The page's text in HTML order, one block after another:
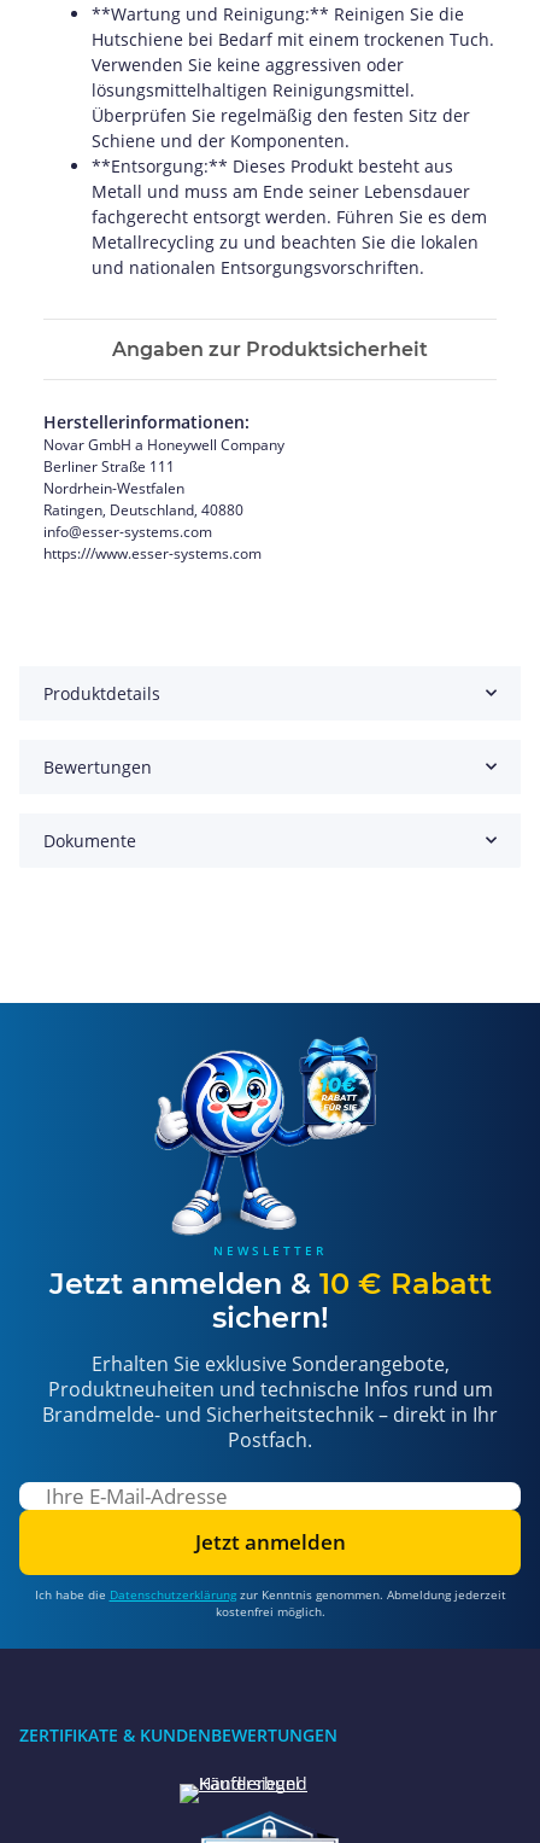
**Wartung und Reinigung:** Reinigen Sie die
Hutschiene bei Bedarf mit einem trockenen Tuch.
Verwenden Sie keine aggressiven oder
lösungsmittelhaltigen Reinigungsmittel.
Überprüfen Sie regelmäßig den festen Sitz der
Schiene und der Komponenten.
**Entsorgung:** Dieses Produkt besteht aus
Metall und muss am Ende seiner Lebensdauer
fachgerecht entsorgt werden. Führen Sie es dem
Metallrecycling zu und beachten Sie die lokalen
und nationalen Entsorgungsvorschriften.
Angaben zur Produktsicherheit
Herstellerinformationen:
Novar GmbH a Honeywell Company
Berliner Straße 111
Nordrhein-Westfalen
Ratingen, Deutschland, 40880
info@esser-systems.com
https:///www.esser-systems.com
Produktdetails
Bewertungen
Dokumente
NEWSLETTER
Jetzt anmelden & 10 € Rabatt
sichern!
Erhalten Sie exklusive Sonderangebote,
Produktneuheiten und technische Infos rund um
Brandmelde- und Sicherheitstechnik – direkt in Ihr
Postfach.
Jetzt anmelden
Ich habe die Datenschutzerklärungzur Kenntnis genommen. Abmeldung jederzeit
kostenfrei möglich.
ZERTIFIKATE & KUNDENBEWERTUNGEN